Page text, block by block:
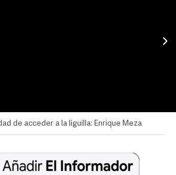
de acceder a la liguilla: Enrique Meza